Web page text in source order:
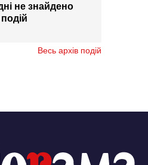
не знайдено
подій
Весь архів подій